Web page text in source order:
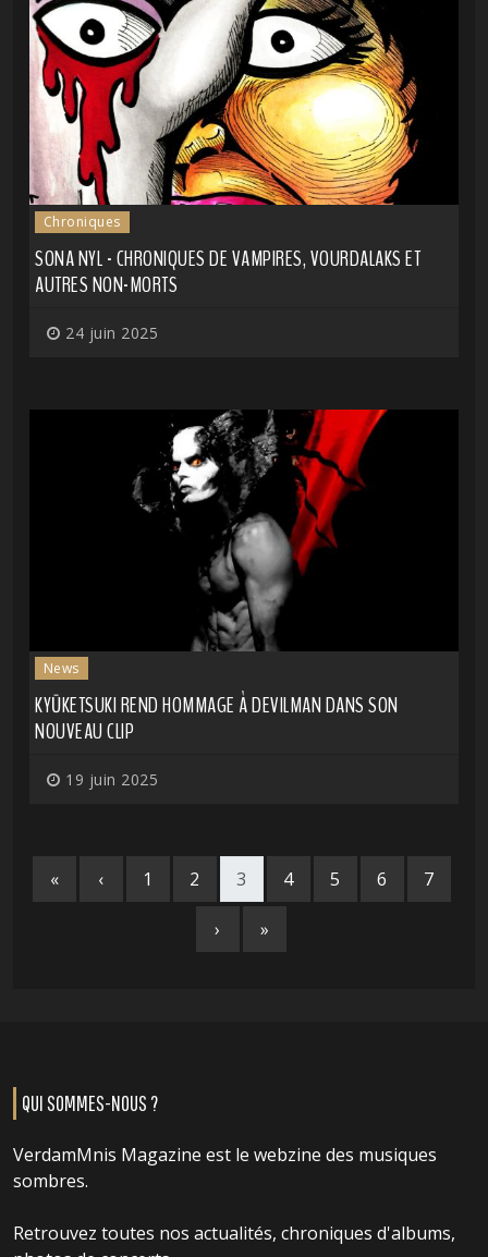
Chroniques
SONA NYL - CHRONIQUES DE VAMPIRES, VOURDALAKS ET
AUTRES NON-MORTS
24 juin 2025
News
KYŪKETSUKI REND HOMMAGE À DEVILMAN DANS SON
NOUVEAU CLIP
19 juin 2025
« ‹ 1 2 3 4 5 6 7
› »
QUI SOMMES-NOUS ?
VerdamMnis Magazine est le webzine des musiques
sombres.
Retrouvez toutes nos actualités, chroniques d'albums,